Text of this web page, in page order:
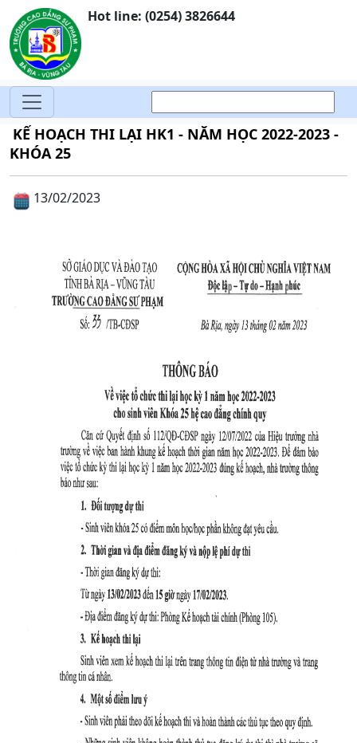
Hot line: (0254) 3826644
KẾ HOẠCH THI LẠI HK1 - NĂM HỌC 2022-2023 -
KHÓA 25
13/02/2023